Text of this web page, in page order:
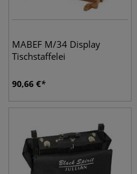
MABEF M/34 Display
Tischstaffelei
90,66 €